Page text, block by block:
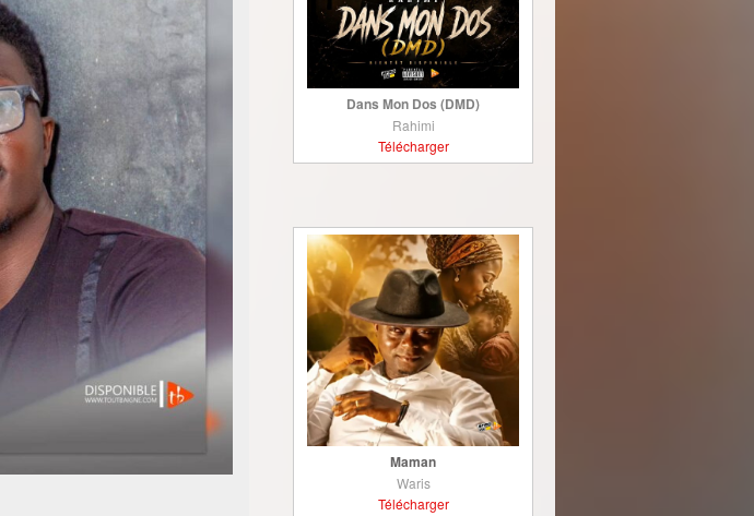
Dans Mon Dos (DMD)
Rahimi
Télécharger
Maman
Waris
Télécharger